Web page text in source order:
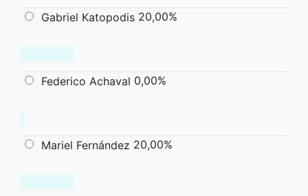
Gabriel Katopodis 20,00%
Federico Achaval 0,00%
Mariel Fernández 20,00%